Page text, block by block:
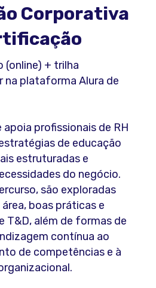
Corporativa
(online) + trilha
na plataforma Alura de
apoia profissionais de RH
de educação
estruturadas e
do negócio.
são exploradas
boas práticas e
T&D, além de formas de
contínua ao
de competências e à